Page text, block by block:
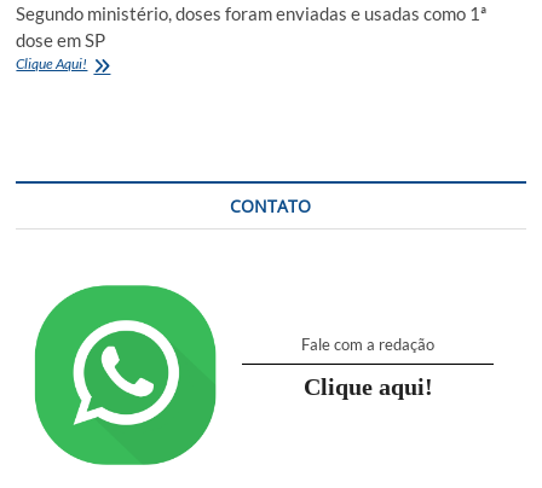
Segundo ministério, doses foram enviadas e usadas como 1ª
dose em SP
Clique Aqui! Estado
segunda
CONTATO
Fale com a redação
Clique aqui!